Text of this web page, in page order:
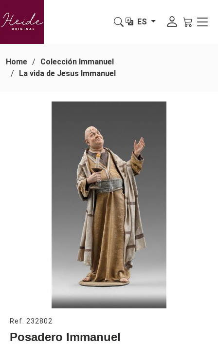
ES
Home
Colección Immanuel
La vida de Jesus Immanuel
Ref. 232802
Posadero Immanuel